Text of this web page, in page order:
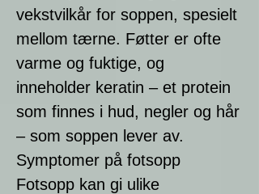
vekstvilkår for soppen, spesielt
mellom tærne. Føtter er ofte
varme og fuktige, og
inneholder keratin – et protein
som finnes i hud, negler og hår
– som soppen lever av.
Symptomer på fotsopp
Fotsopp kan gi ulike